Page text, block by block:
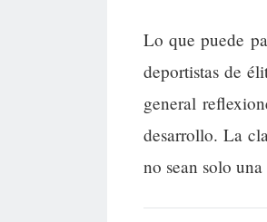
Lo que puede
deportistas de
general
desarrollo. La
no sean solo